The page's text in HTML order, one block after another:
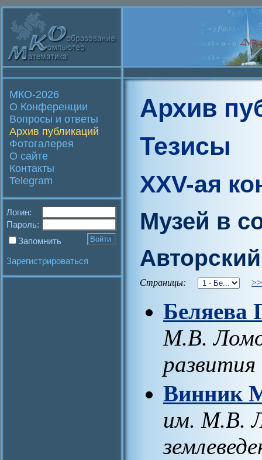
МКО-2026
О Конференции
Вопросы и ответы
Архив публикаций
Фотогалерея
О сайте
Контакты
Telegram
Логин:
Пароль:
Запомнить
Зарегистрироваться
Архив
Тезисы
XXV-ая
Музей в
Страницы:
Беляева
М.В.
Винник
им. М.В.